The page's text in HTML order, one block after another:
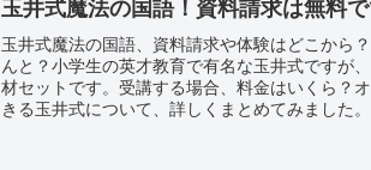
玉井式魔法の国語！資料請求は無料で
玉井式魔法の国語、資料請求や体験はどこから
んと？小学生の英才教育で有名な玉井式ですが
材セットです。受講する場合、料金はいくら？
きる玉井式について、詳しくまとめてみました。